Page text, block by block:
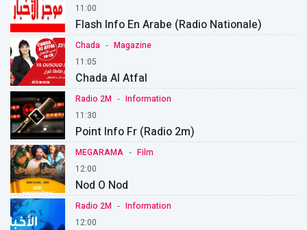
11:00
Flash Info En Arabe (Radio Nationale)
Chada - Magazine
11:05
Chada Al Atfal
Radio 2M - Information
11:30
Point Info Fr (Radio 2m)
MEGARAMA - Film
12:00
Nod O Nod
Radio 2M - Information
12:00